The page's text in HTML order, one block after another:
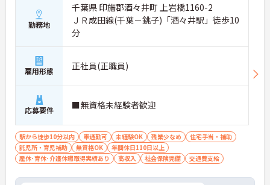
勤務地
千葉県 印旛郡酒々井町 上岩橋1160-2
ＪＲ成田線(千葉－銚子)「酒々井駅」徒歩10
分
雇用形態 正社員(正職員)
応募要件 ■無資格未経験者歓迎
駅から徒歩10分以内 車通勤可 未経験OK 残業少なめ
住宅手当・補助
託児所・育児補助
無資格OK
年間休日110日以上
産休･育休･介護休暇取得実績あり
高収入 社会保険完備 交通費支給